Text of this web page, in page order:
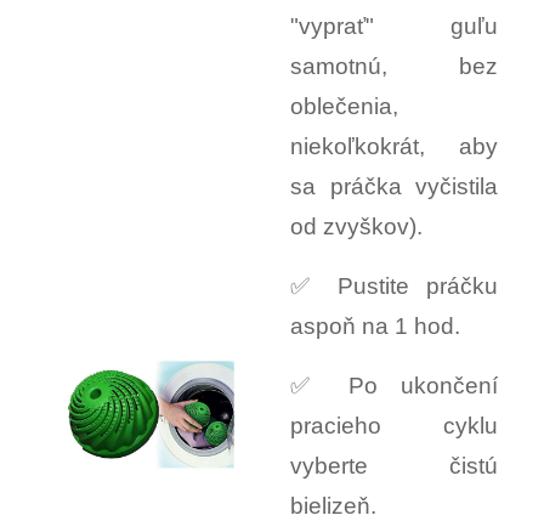
"vyprať" guľu
samotnú, bez
oblečenia,
niekoľkokrát, aby
sa práčka vyčistila
od zvyškov).
✅ Pustite práčku
aspoň na 1 hod.
✅ Po ukončení
pracieho cyklu
vyberte čistú
bielizeň.